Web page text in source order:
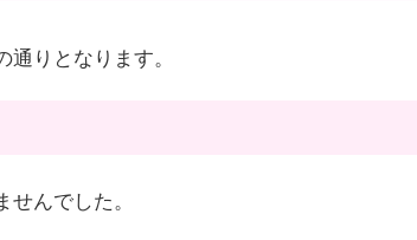
りとなります。
んでした。